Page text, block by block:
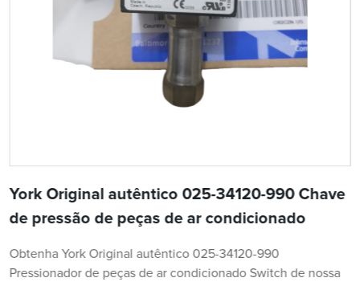
York Original autêntico 025-34120-990 Chave
de pressão de peças de ar condicionado
Obtenha York Original autêntico 025-34120-990
Pressionador de peças de ar condicionado Switch de nossa